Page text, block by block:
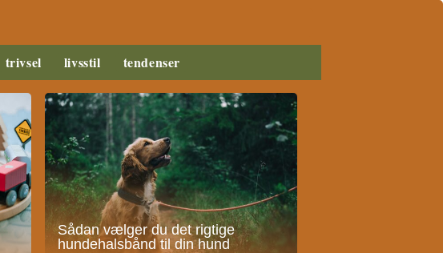
trivsel livsstil tendenser
Sådan vælger du det rigtige
hundehalsbånd til din hund